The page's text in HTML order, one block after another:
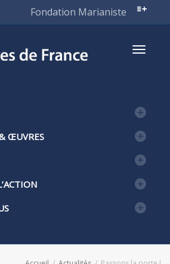
Fondation Marianiste
ŒUVRES